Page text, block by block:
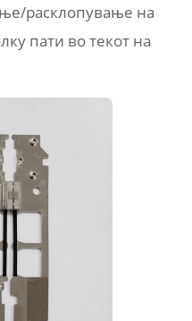
расклопување на
пати во текот на